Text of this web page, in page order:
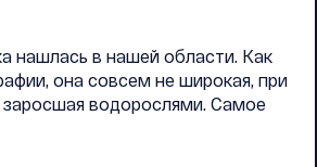
нашлась в нашей области. Как
она совсем не широкая, при
водорослями. Самое